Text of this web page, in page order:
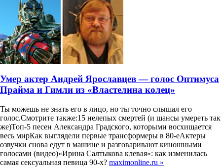
Умер актер Андрей Ярославцев — голос Оптимуса
Прайма и Гимли из «Властелина колец»
Ты можешь не знать его в лицо, но ты точно слышал его
голос.Смотрите также:15 нелепых смертей (и шансы умереть так
же)Топ-5 песен Александра Градского, которыми восхищается
весь мирКак выглядели первые трансформеры в 80-еАктеры
озвучки снова едут в машине и разговаривают киношными
голосами (видео)«Ирина Салтыкова клевая»: как изменилась
самая сексуальная певица 90-х? maximonline.ru »